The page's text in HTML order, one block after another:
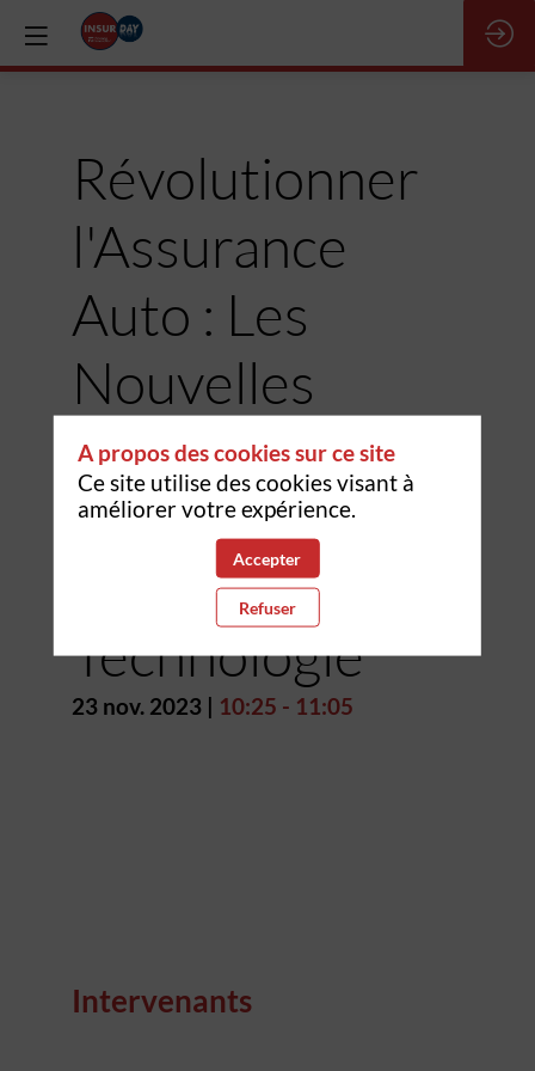
Révolutionner
l'Assurance
Auto : Les
Nouvelles
Frontières de
l'Innovation et
Technologie
23 nov. 2023 10:25 - 11:05
Intervenants
A propos des cookies sur ce site
Ce site utilise des cookies visant à
améliorer votre expérience.
Accepter
Refuser